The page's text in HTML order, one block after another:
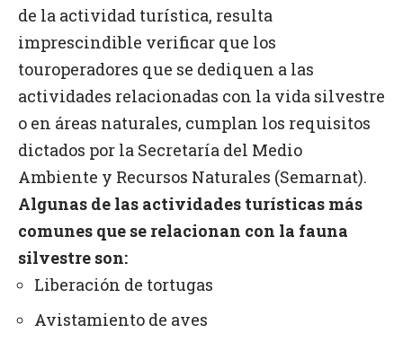
de la actividad turística, resulta
imprescindible verificar que los
touroperadores que se dediquen a las
actividades relacionadas con la vida silvestre
o en áreas naturales, cumplan los requisitos
dictados por la Secretaría del Medio
Ambiente y Recursos Naturales (Semarnat).
Algunas de las actividades turísticas más
comunes que se relacionan con la fauna
silvestre son:
Liberación de tortugas
Avistamiento de aves